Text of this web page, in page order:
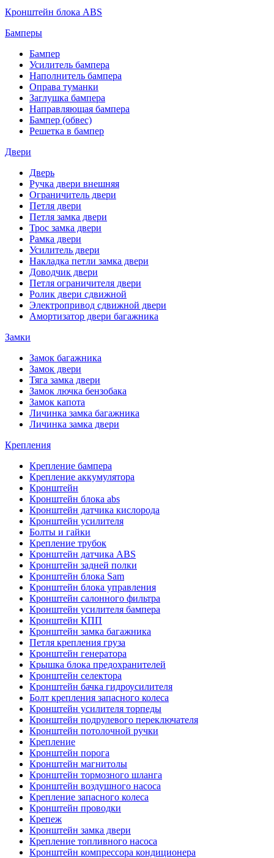
Кронштейн блока ABS
Бамперы
Бампер
Усилитель бампера
Наполнитель бампера
Оправа туманки
Заглушка бампера
Направляющая бампера
Бампер (обвес)
Решетка в бампер
Двери
Дверь
Ручка двери внешняя
Ограничитель двери
Петля двери
Петля замка двери
Трос замка двери
Рамка двери
Усилитель двери
Накладка петли замка двери
Доводчик двери
Петля ограничителя двери
Ролик двери сдвижной
Электропривод сдвижной двери
Амортизатор двери багажника
Замки
Замок багажника
Замок двери
Тяга замка двери
Замок лючка бензобака
Замок капота
Личинка замка багажника
Личинка замка двери
Крепления
Крепление бампера
Крепление аккумулятора
Кронштейн
Кронштейн блока abs
Кронштейн датчика кислорода
Кронштейн усилителя
Болты и гайки
Крепление трубок
Кронштейн датчика ABS
Кронштейн задней полки
Кронштейн блока Sam
Кронштейн блока управления
Кронштейн салонного фильтра
Кронштейн усилителя бампера
Кронштейн КПП
Кронштейн замка багажника
Петля крепления груза
Кронштейн генератора
Крышка блока предохранителей
Кронштейн селектора
Кронштейн бачка гидроусилителя
Болт крепления запасного колеса
Кронштейн усилителя торпеды
Кронштейн подрулевого переключателя
Кронштейн потолочной ручки
Крепление
Кронштейн порога
Кронштейн магнитолы
Кронштейн тормозного шланга
Кронштейн воздушного насоса
Крепление запасного колеса
Кронштейн проводки
Крепеж
Кронштейн замка двери
Крепление топливного насоса
Кронштейн компрессора кондиционера